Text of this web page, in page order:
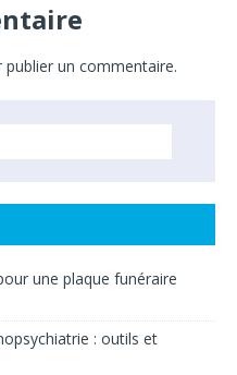
publier un commentaire.
une plaque funéraire
: outils et